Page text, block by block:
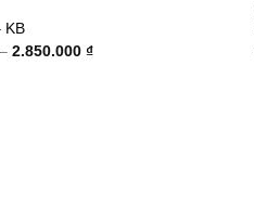
KB
– 2.850.000 ₫Khoảng